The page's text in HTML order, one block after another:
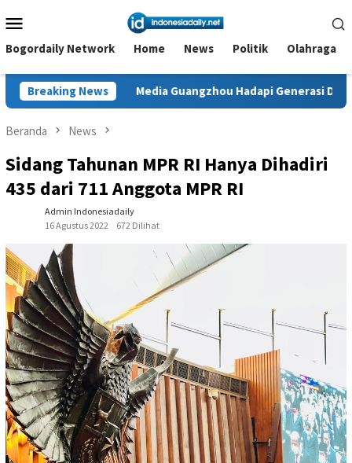
ke
kontenMobile
Bogordaily Network Home News Politik Olahraga
Breaking News
Media Guangzhou Hadapi Generasi Digital Dianugerahi
Beranda News
Sidang Tahunan MPR RI Hanya Dihadiri
435 dari 711 Anggota MPR RI
Admin Indonesiadaily
16 Agustus 2022
672 Dilihat